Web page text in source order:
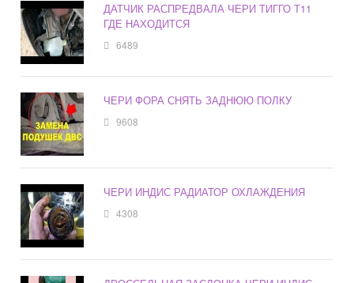
ДАТЧИК РАСПРЕДВАЛА ЧЕРИ ТИГГО Т11
ГДЕ НАХОДИТСЯ
6489
ЧЕРИ ФОРА СНЯТЬ ЗАДНЮЮ ПОЛКУ
9608
ЧЕРИ ИНДИС РАДИАТОР ОХЛАЖДЕНИЯ
4308